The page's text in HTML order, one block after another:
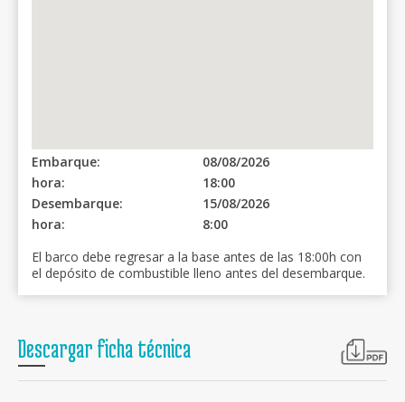
Embarque:
08/08/2026
hora:
18:00
Desembarque:
15/08/2026
hora:
8:00
El barco debe regresar a la base antes de las 18:00h con
el depósito de combustible lleno antes del desembarque.
Descargar ficha técnica